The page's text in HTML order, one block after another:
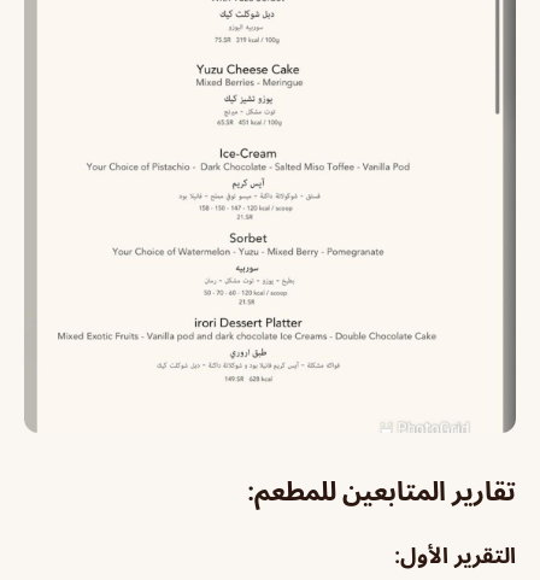
تقارير المتابعين للمطعم:
التقرير الأول: